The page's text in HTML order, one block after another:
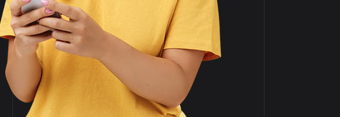
Швидковідправляємо
замовлення
Великий асортимент
товарів